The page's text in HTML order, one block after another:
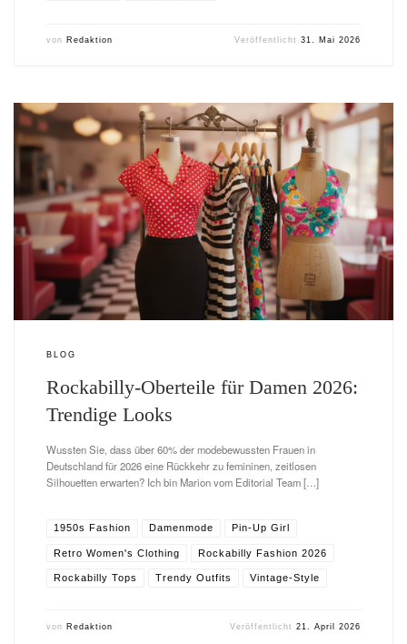
von Redaktion Veröffentlicht31. Mai 2026
BLOG
Rockabilly-Oberteile für Damen 2026:
Trendige Looks
Wussten Sie, dass über 60% der modebewussten Frauen in
Deutschland für 2026 eine Rückkehr zu femininen, zeitlosen
Silhouetten erwarten? Ich bin Marion vom Editorial Team […]
1950s Fashion Damenmode Pin-Up Girl
Retro Women's Clothing Rockabilly Fashion 2026
Rockabilly Tops Trendy Outfits Vintage-Style
von Redaktion Veröffentlicht21. April 2026